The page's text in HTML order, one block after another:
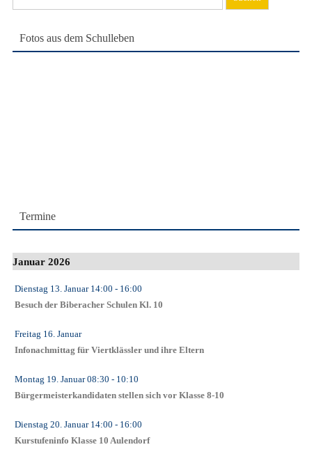
nach:
Fotos aus dem Schulleben
Termine
Januar 2026
Dienstag 13. Januar14:00 - 16:00
Besuch der Biberacher Schulen Kl. 10
Freitag 16. Januar
Infonachmittag für Viertklässler und ihre Eltern
Montag 19. Januar08:30 - 10:10
Bürgermeisterkandidaten stellen sich vor Klasse 8-10
Dienstag 20. Januar14:00 - 16:00
Kurstufeninfo Klasse 10 Aulendorf